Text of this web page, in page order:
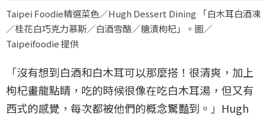
Taipei Foodie精選菜色／Hugh Dessert Dining 「白木耳白酒凍
∕桂花白巧克力慕斯∕白酒雪酪∕糖漬枸杞」。圖／
Taipeifoodie 提供
「沒有想到白酒和白木耳可以那麼搭！很清爽，加上
枸杞畫龍點睛，吃的時候很像在吃白木耳湯，但又有
西式的感覺，每次都被他們的概念驚豔到。」Hugh